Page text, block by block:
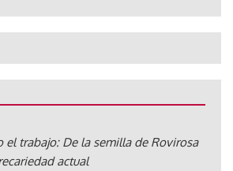
el trabajo: De la semilla de Rovirosa
actual